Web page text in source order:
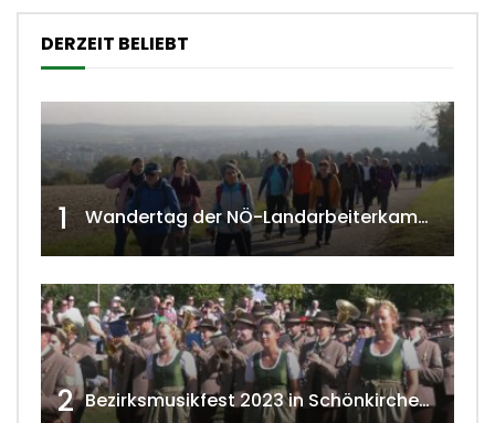
DERZEIT BELIEBT
1 Wandertag der NÖ-Landarbeiterkammer in Hollabrunn 2024
2 Bezirksmusikfest 2023 in Schönkirchen-Reyersdorf